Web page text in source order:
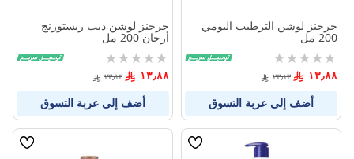
جرجنز لوشن الترطيب اليومي
200 مل
Rating:
0%
١٣٫٨٨ ٢٣٫١٣
أضف إلى عربة التسوق
جرجنز لوشن ديب ريستورنج
أرجان 200 مل
Rating:
0%
١٣٫٨٨ ٢٣٫١٣
أضف إلى عربة التسوق
قائمة
قائمة